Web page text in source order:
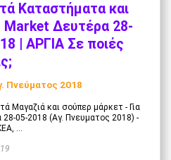
Καταστήματα και
Market Δευτέρα 28-
| ΑΡΓΙΑ Σε ποιές
Πνεύματος 2018
Μαγαζιά και σούπερ μάρκετ - Για
28-05-2018 (Αγ. Πνευματος 2018) -
...